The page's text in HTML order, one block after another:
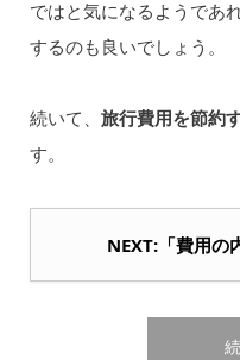
ではと気になるようであ
するのも良いでしょう。
続いて、 旅行費用を節約
す。
NEXT:「費用の